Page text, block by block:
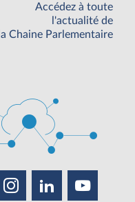
Accédez à toute
l'actualité de
la Chaine Parlementaire